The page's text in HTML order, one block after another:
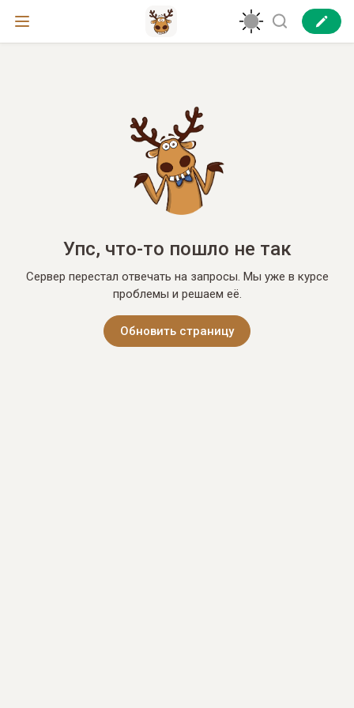
Упс, что-то пошло не так
Сервер перестал отвечать на запросы. Мы уже в курсе
проблемы и решаем её.
Обновить страницу